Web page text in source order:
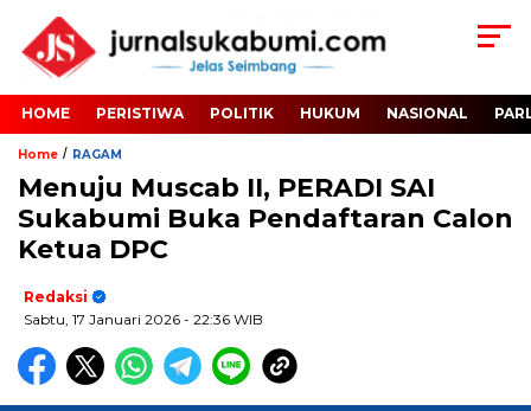
HOME PERISTIWA POLITIK HUKUM NASIONAL
Home / RAGAM
Menuju Muscab II, PERADI SAI
Sukabumi Buka Pendaftaran Calon
Ketua DPC
Redaksi
Sabtu, 17 Januari 2026 - 22:36 WIB